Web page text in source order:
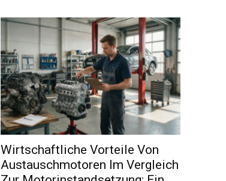
Wirtschaftliche Vorteile Von
Austauschmotoren Im Vergleich